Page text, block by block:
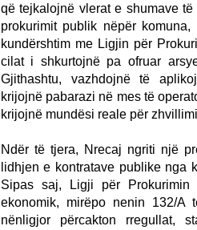
që tejkalojnë vlerat e shumave
prokurimit publik nëpër
kundërshtim me Ligjin për
cilat i shkurtojnë pa ofruar
Gjithashtu, vazhdojnë të
krijojnë pabarazi në mes të
krijojnë mundësi reale për
Ndër të tjera, Nrecaj ngriti një
lidhjen e kontratave publike nga
Sipas saj, Ligji për
ekonomik, mirëpo nenin 132/
nënligjor përcakton rregullat,